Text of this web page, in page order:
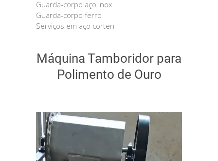
Guarda-corpo aço inox
Guarda-corpo ferro
Serviços em aço corten
Máquina Tamboridor para
Polimento de Ouro